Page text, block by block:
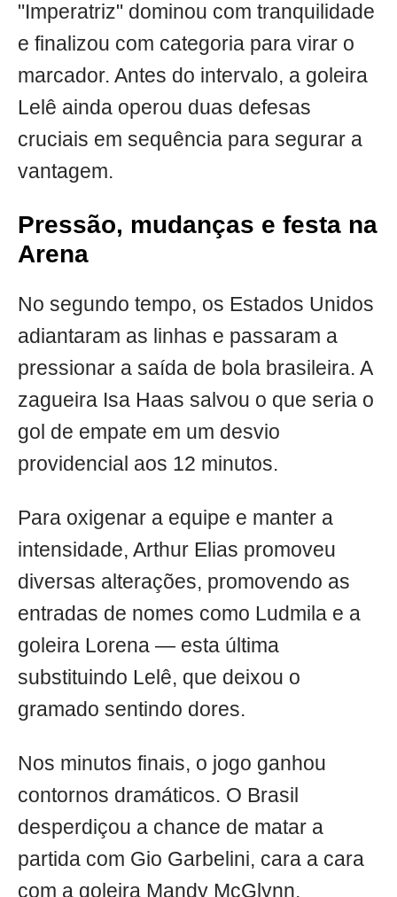
"Imperatriz" dominou com tranquilidade
e finalizou com categoria para virar o
marcador. Antes do intervalo, a goleira
Lelê ainda operou duas defesas
cruciais em sequência para segurar a
vantagem.
Pressão, mudanças e festa na
Arena
No segundo tempo, os Estados Unidos
adiantaram as linhas e passaram a
pressionar a saída de bola brasileira. A
zagueira Isa Haas salvou o que seria o
gol de empate em um desvio
providencial aos 12 minutos.
Para oxigenar a equipe e manter a
intensidade, Arthur Elias promoveu
diversas alterações, promovendo as
entradas de nomes como Ludmila e a
goleira Lorena — esta última
substituindo Lelê, que deixou o
gramado sentindo dores.
Nos minutos finais, o jogo ganhou
contornos dramáticos. O Brasil
desperdiçou a chance de matar a
partida com Gio Garbelini, cara a cara
com a goleira Mandy McGlynn,